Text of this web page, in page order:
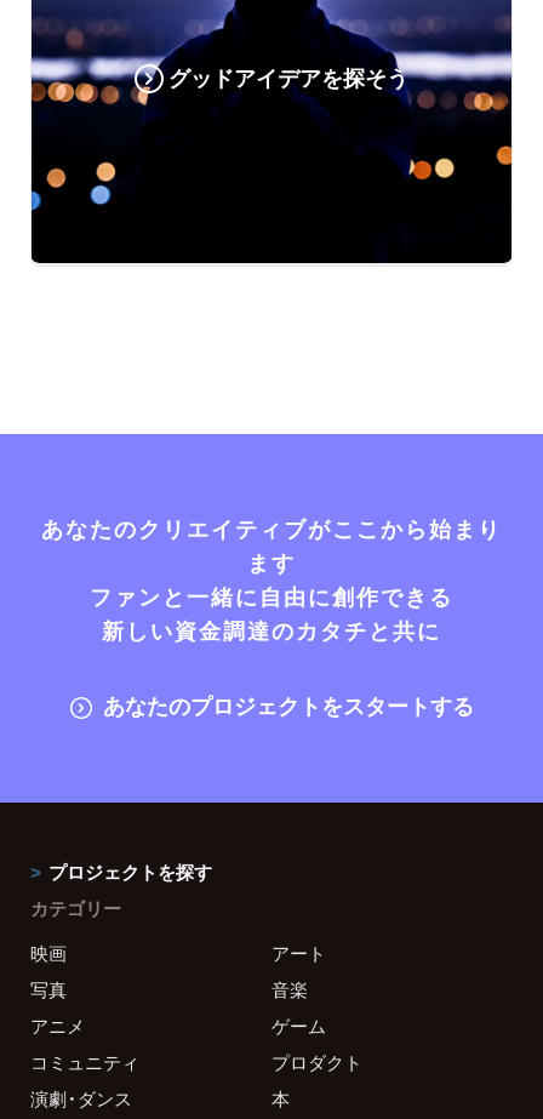
グッドアイデアを探そう
あなたのクリエイティブがここから始まり
ます
ファンと一緒に自由に創作できる
新しい資金調達のカタチと共に
あなたのプロジェクトをスタートする
プロジェクトを探す
カテゴリー
映画
アート
写真
音楽
アニメ
ゲーム
コミュニティ
プロダクト
演劇・ダンス
本